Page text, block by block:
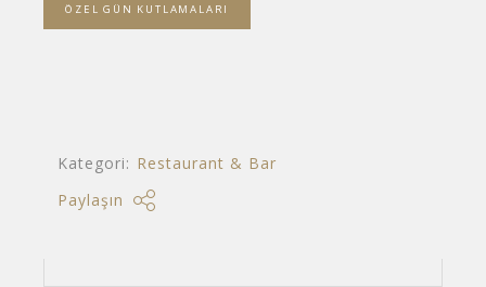
ÖZEL GÜN KUTLAMALARI
Kategori: Restaurant & Bar
Paylaşın